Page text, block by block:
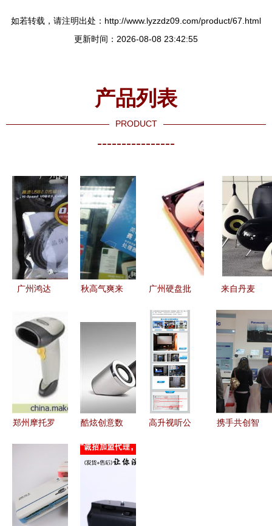
如若转载，请注明出处：http://www.lyzzdz09.com/product/67.html
更新时间：2026-08-08 23:42:55
产品列表
PRODUCT
----------------
广州鸿达
理SSK飚王
UC-
H334，开
启数码传输
新体验
秋高气爽来
性价比双核
广州硬盘批
析 寻找可
靠厂家货源
与数码产品
代理指南
来自丹麦
艺术品般的
Podspeakers
音响家族
郑州摩托罗
报价与服务
解析
酷炫创意数
隆重招商
启智能未来
高升视听公
携手共创智